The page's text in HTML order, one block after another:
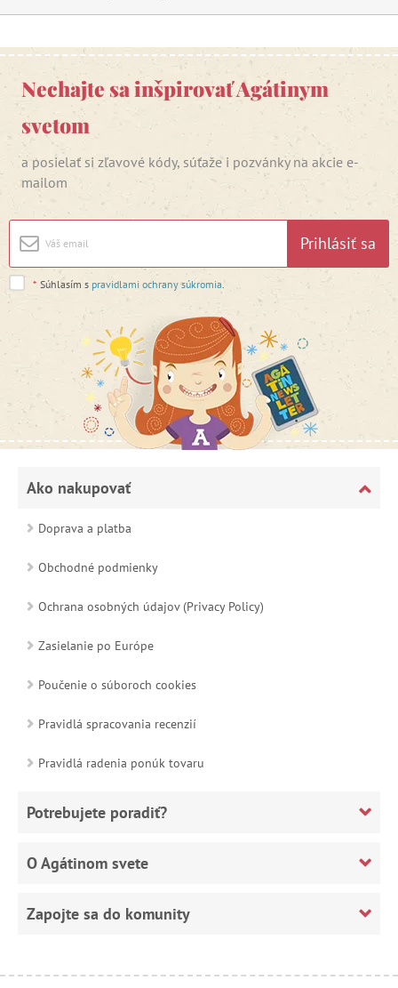
Nechajte sa inšpirovať Agátinym
svetom
a posielať si zľavové kódy, súťaže i pozvánky na akcie e-
mailom
Prihlásiť sa
* Súhlasím s pravidlami ochrany súkromia
Ako nakupovať
Doprava a platba
Obchodné podmienky
Ochrana osobných údajov (Privacy Policy)
Zasielanie po Európe
Poučenie o súboroch cookies
Pravidlá spracovania recenzií
Pravidlá radenia ponúk tovaru
Potrebujete poradiť?
O Agátinom svete
Zapojte sa do komunity